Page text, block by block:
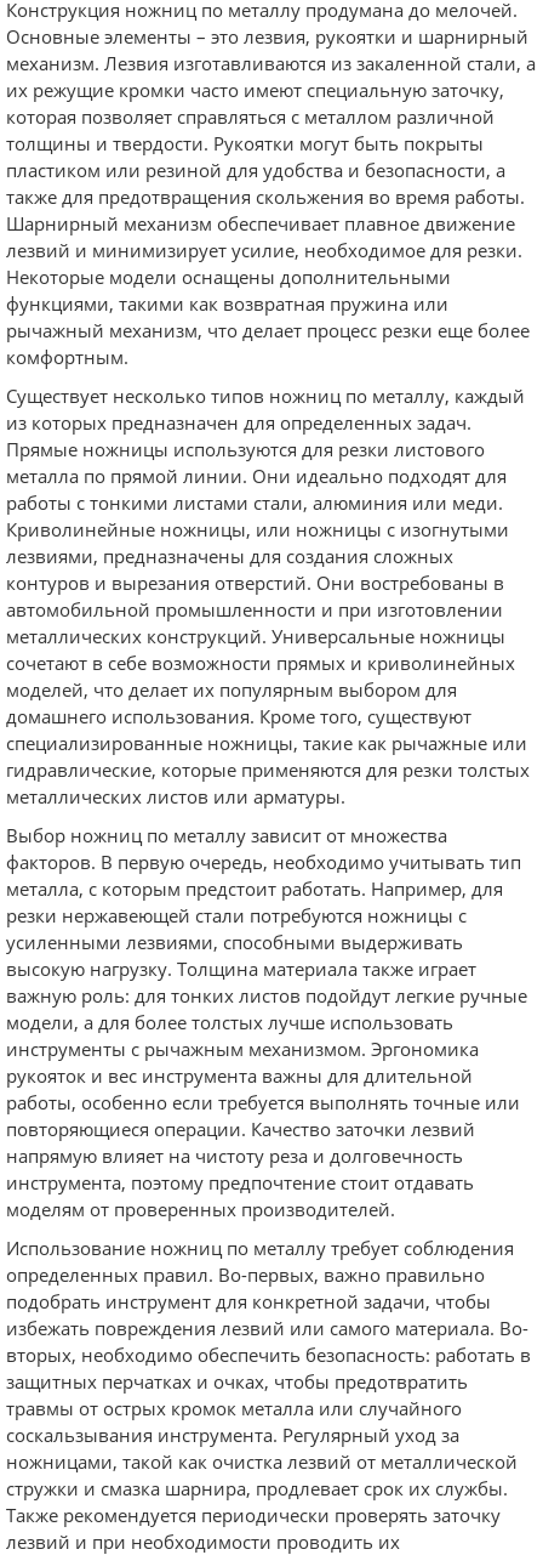
Конструкция ножниц по металлу продумана до мелочей.
Основные элементы – это лезвия, рукоятки и шарнирный
механизм. Лезвия изготавливаются из закаленной стали, а
их режущие кромки часто имеют специальную заточку,
которая позволяет справляться с металлом различной
толщины и твердости. Рукоятки могут быть покрыты
пластиком или резиной для удобства и безопасности, а
также для предотвращения скольжения во время работы.
Шарнирный механизм обеспечивает плавное движение
лезвий и минимизирует усилие, необходимое для резки.
Некоторые модели оснащены дополнительными
функциями, такими как возвратная пружина или
рычажный механизм, что делает процесс резки еще более
комфортным.
Существует несколько типов ножниц по металлу, каждый
из которых предназначен для определенных задач.
Прямые ножницы используются для резки листового
металла по прямой линии. Они идеально подходят для
работы с тонкими листами стали, алюминия или меди.
Криволинейные ножницы, или ножницы с изогнутыми
лезвиями, предназначены для создания сложных
контуров и вырезания отверстий. Они востребованы в
автомобильной промышленности и при изготовлении
металлических конструкций. Универсальные ножницы
сочетают в себе возможности прямых и криволинейных
моделей, что делает их популярным выбором для
домашнего использования. Кроме того, существуют
специализированные ножницы, такие как рычажные или
гидравлические, которые применяются для резки толстых
металлических листов или арматуры.
Выбор ножниц по металлу зависит от множества
факторов. В первую очередь, необходимо учитывать тип
металла, с которым предстоит работать. Например, для
резки нержавеющей стали потребуются ножницы с
усиленными лезвиями, способными выдерживать
высокую нагрузку. Толщина материала также играет
важную роль: для тонких листов подойдут легкие ручные
модели, а для более толстых лучше использовать
инструменты с рычажным механизмом. Эргономика
рукояток и вес инструмента важны для длительной
работы, особенно если требуется выполнять точные или
повторяющиеся операции. Качество заточки лезвий
напрямую влияет на чистоту реза и долговечность
инструмента, поэтому предпочтение стоит отдавать
моделям от проверенных производителей.
Использование ножниц по металлу требует соблюдения
определенных правил. Во-первых, важно правильно
подобрать инструмент для конкретной задачи, чтобы
избежать повреждения лезвий или самого материала. Во-
вторых, необходимо обеспечить безопасность: работать в
защитных перчатках и очках, чтобы предотвратить
травмы от острых кромок металла или случайного
соскальзывания инструмента. Регулярный уход за
ножницами, такой как очистка лезвий от металлической
стружки и смазка шарнира, продлевает срок их службы.
Также рекомендуется периодически проверять заточку
лезвий и при необходимости проводить их